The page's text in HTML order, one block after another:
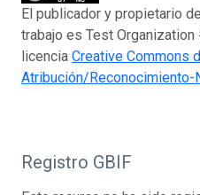
El publicador y propietario
trabajo es Test
licencia Creative Commons
Atribución/Reconocimiento-
Registro GBIF